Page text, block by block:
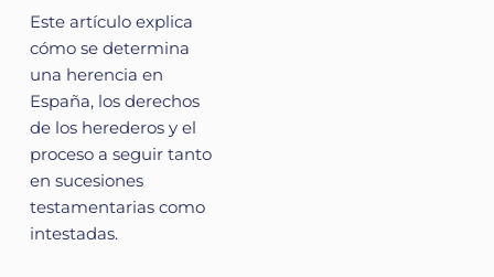
Este artículo explica
cómo se determina
una herencia en
España, los derechos
de los herederos y el
proceso a seguir tanto
en sucesiones
testamentarias como
intestadas.